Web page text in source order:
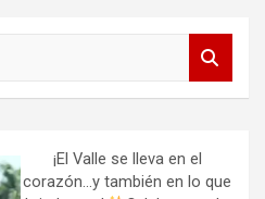
¡El Valle se lleva en el
corazón…y también en lo que